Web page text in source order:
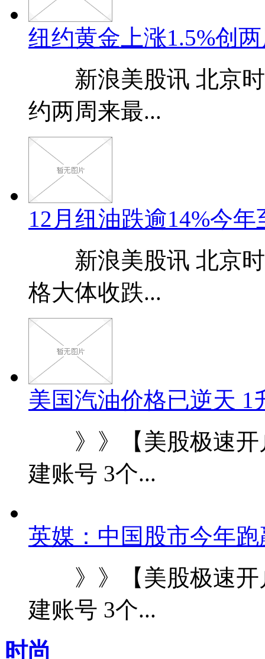
纽约黄金上涨1.5%创
新浪美股讯 北京时
约两周来最...
12月纽油跌逾14%今年
新浪美股讯 北京时
格大体收跌...
美国汽油价格已逆天 1
》》【美股极速开
建账号 3个...
英媒：中国股市今年跑
》》【美股极速开
建账号 3个...
时尚